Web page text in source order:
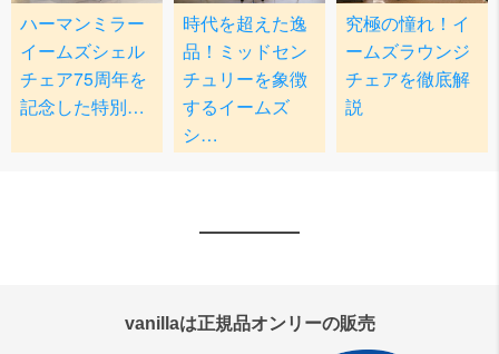
vanillaは正規品オンリーの販売